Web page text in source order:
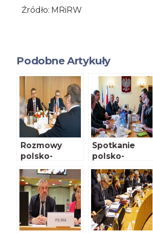
Źródło: MRiRW
Podobne Artykuły
Rozmowy
polsko-
czeskie
Spotkanie
polsko-
czeskiej grupy
roboczej ds.
ASF